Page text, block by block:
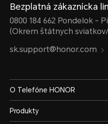
Bezplatná zákaznícka
0800 184 662 Pondelok -
(Okrem štátnych
sk.support@honor.com
O Telefóne HONOR
Produkty